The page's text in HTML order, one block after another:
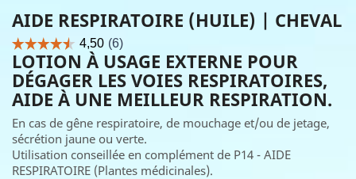
AIDE RESPIRATOIRE (HUILE) | CHEVAL
LOTION À USAGE EXTERNE POUR
DÉGAGER LES VOIES RESPIRATOIRES,
AIDE À UNE MEILLEUR RESPIRATION.
En cas de gêne respiratoire, de mouchage et/ou de jetage,
sécrétion jaune ou verte.
Utilisation conseillée en complément de P14 - AIDE
RESPIRATOIRE (Plantes médicinales).